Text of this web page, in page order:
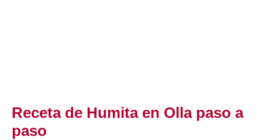
Receta de Humita en Olla paso a
paso